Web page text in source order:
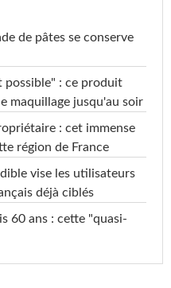
de pâtes se conserve
possible" : ce produit
maquillage jusqu'au soir
: cet immense
région de France
vise les utilisateurs
déjà ciblés
60 ans : cette "quasi-